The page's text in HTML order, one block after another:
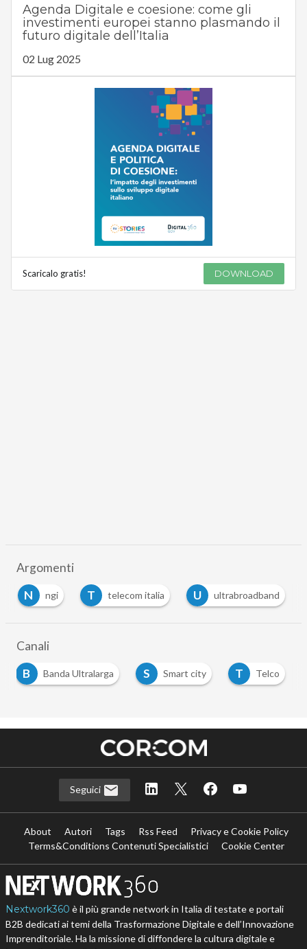
Agenda Digitale e coesione: come gli
investimenti europei stanno plasmando il
futuro digitale dell’Italia
02 Lug 2025
Scaricalo gratis! DOWNLOAD
Argomenti
N
ngi T telecom italia U ultrabroadband
Canali
B
Banda Ultralarga S Smart city T Telco
Seguici
About Autori Tags Rss Feed
Privacy e Cookie Policy
Terms&Conditions Contenuti Specialistici
Cookie Center
Nextwork360 è il più grande network in Italia di testate e portali
B2B dedicati ai temi della Trasformazione Digitale e dell’Innovazione
Imprenditoriale. Ha la missione di diffondere la cultura digitale e